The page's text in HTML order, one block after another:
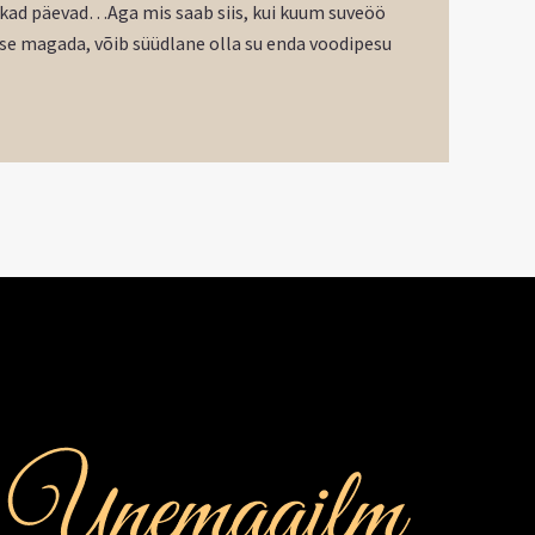
päevad…Aga mis saab siis, kui kuum suveöö
magada, võib süüdlane olla su enda voodipesu